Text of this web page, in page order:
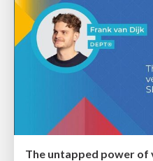
The untapped power of